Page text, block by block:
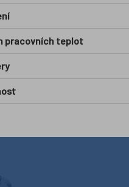
pracovních teplot